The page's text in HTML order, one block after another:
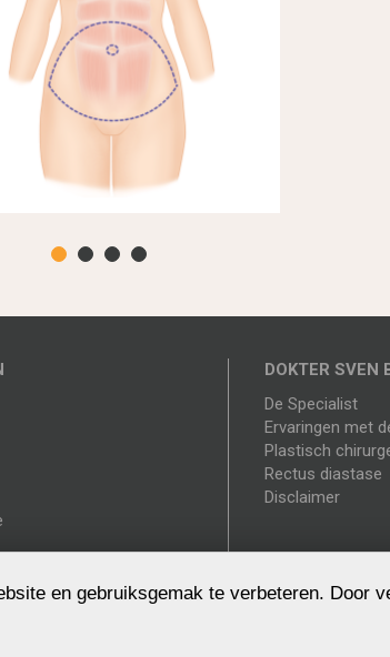
DOKTER SVEN
De Specialist
Ervaringen met
Plastisch
Rectus diastase
Disclaimer
en gebruiksgemak te verbeteren. Door